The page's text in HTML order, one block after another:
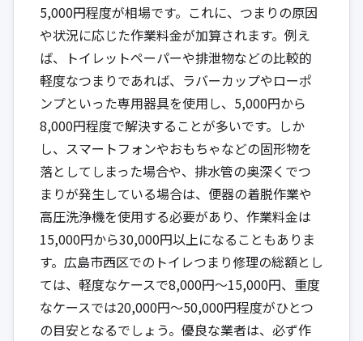
5,000円程度が相場です。これに、つまりの原因
や状況に応じた作業料金が加算されます。例え
ば、トイレットペーパーや排泄物などの比較的
軽度なつまりであれば、ラバーカップやローポ
ンプといった専用器具を使用し、5,000円から
8,000円程度で解決することが多いです。しか
し、スマートフォンやおもちゃなどの固形物を
落としてしまった場合や、排水管の奥深くでつ
まりが発生している場合は、便器の着脱作業や
高圧洗浄機を使用する必要があり、作業料金は
15,000円から30,000円以上になることもありま
す。広島市西区でのトイレつまり修理の総額とし
ては、軽度なケースで8,000円～15,000円、重度
なケースでは20,000円～50,000円程度がひとつ
の目安となるでしょう。優良な業者は、必ず作